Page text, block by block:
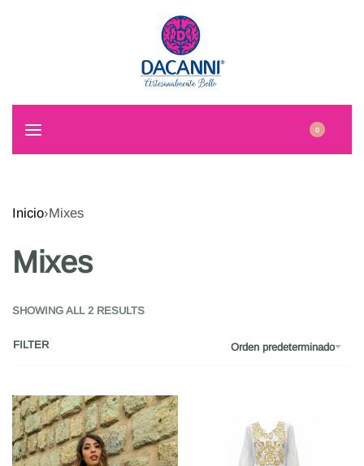
0
Inicio›Mixes
Mixes
SHOWING ALL 2 RESULTS
Orden predeterminado
FILTER